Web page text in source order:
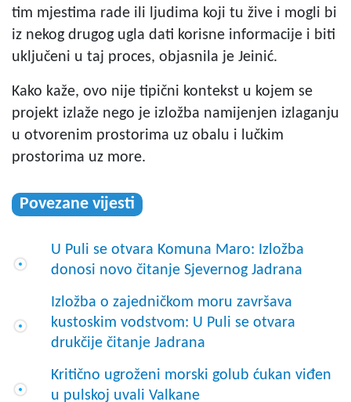
tim mjestima rade ili ljudima koji tu žive i mogli bi
iz nekog drugog ugla dati korisne informacije i biti
uključeni u taj proces, objasnila je Jeinić.
Kako kaže, ovo nije tipični kontekst u kojem se
projekt izlaže nego je izložba namijenjen izlaganju
u otvorenim prostorima uz obalu i lučkim
prostorima uz more.
Povezane vijesti
U Puli se otvara Komuna Maro: Izložba
donosi novo čitanje Sjevernog Jadrana
Izložba o zajedničkom moru završava
kustoskim vodstvom: U Puli se otvara
drukčije čitanje Jadrana
Kritično ugroženi morski golub ćukan viđen
u pulskoj uvali Valkane